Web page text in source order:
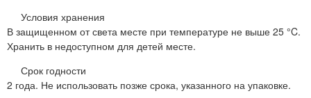
Условия хранения
В защищенном от света месте при температуре не выше 25 °C.
Хранить в недоступном для детей месте.
Срок годности
2 года. Не использовать позже срока, указанного на упаковке.